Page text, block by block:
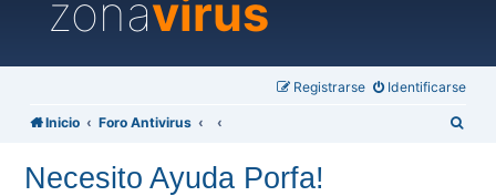
zonavirus
Identificarse
Registrarse
Inicio Foro Antivirus
Necesito Ayuda Porfa!